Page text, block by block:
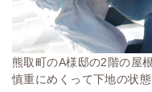
熊取町のA様邸の2階の屋
慎重にめくって下地の状態